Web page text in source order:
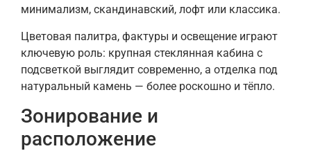
минимализм, скандинавский, лофт или классика.
Цветовая палитра, фактуры и освещение играют
ключевую роль: крупная стеклянная кабина с
подсветкой выглядит современно, а отделка под
натуральный камень — более роскошно и тёпло.
Зонирование и
расположение